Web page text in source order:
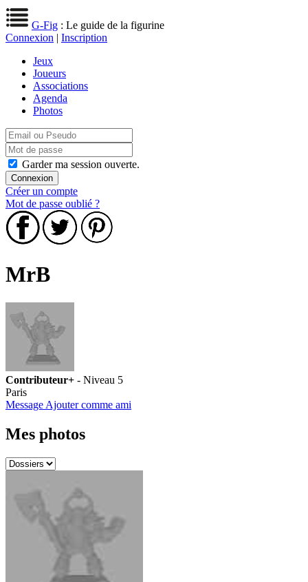
G-Fig : Le guide de la figurine
Connexion | Inscription
Jeux
Joueurs
Associations
Agenda
Photos
Garder ma session ouverte.
Créer un compte
Mot de passe oublié ?
MrB
Contributeur+ - Niveau 5
Paris
Message Ajouter comme ami
Mes photos